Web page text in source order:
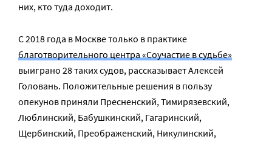
них, кто туда доходит.
С 2018 года в Москве только в практике
благотворительного центра «Соучастие в судьбе»
выиграно 28 таких судов, рассказывает Алексей
Головань. Положительные решения в пользу
опекунов приняли Пресненский, Тимирязевский,
Люблинский, Бабушкинский, Гагаринский,
Щербинский, Преображенский, Никулинский,